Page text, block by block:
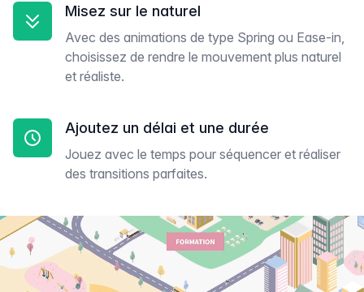
Misez sur le naturel
Avec des animations de type Spring ou Ease-in,
choisissez de rendre le mouvement plus naturel
et réaliste.
Ajoutez un délai et une durée
Jouez avec le temps pour séquencer et réaliser
des transitions parfaites.